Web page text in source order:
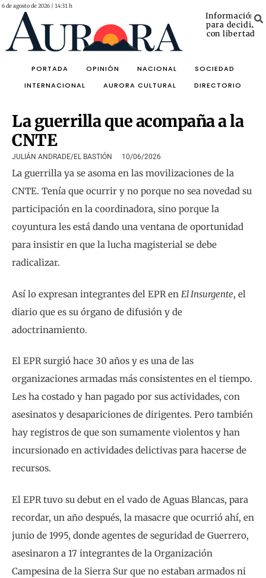
6 de agosto de 2026 | 14:31 h
Información
para decidir
con libertad
PORTADA OPINIÓN NACIONAL
SOCIEDAD
INTERNACIONAL
AURORA CULTURAL DIRECTORIO
La guerrilla que acompaña a la
CNTE
JULIÁN ANDRADE/EL BASTIÓN 10/06/2026
La guerrilla ya se asoma en las movilizaciones de la
CNTE. Tenía que ocurrir y no porque no sea novedad su
participación en la coordinadora, sino porque la
coyuntura les está dando una ventana de oportunidad
para insistir en que la lucha magisterial se debe
radicalizar.
Así lo expresan integrantes del EPR en El Insurgente, el
diario que es su órgano de difusión y de
adoctrinamiento.
El EPR surgió hace 30 años y es una de las
organizaciones armadas más consistentes en el tiempo.
Les ha costado y han pagado por sus actividades, con
asesinatos y desapariciones de dirigentes. Pero también
hay registros de que son sumamente violentos y han
incursionado en actividades delictivas para hacerse de
recursos.
El EPR tuvo su debut en el vado de Aguas Blancas, para
recordar, un año después, la masacre que ocurrió ahí, en
junio de 1995, donde agentes de seguridad de Guerrero,
asesinaron a 17 integrantes de la Organización
Campesina de la Sierra Sur que no estaban armados ni